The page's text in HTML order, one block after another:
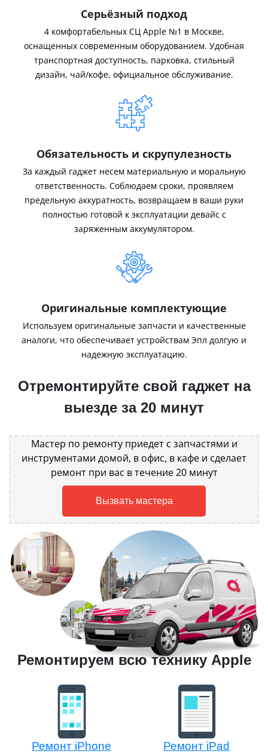
Серьёзный подход
4 комфортабельных СЦ Apple №1 в Москве,
оснащенных современным оборудованием. Удобная
транспортная доступность, парковка, стильный
дизайн, чай/кофе, официальное обслуживание.
Обязательность и скрупулезность
За каждый гаджет несем материальную и моральную
ответственность. Соблюдаем сроки, проявляем
предельную аккуратность, возвращаем в ваши руки
полностью готовой к эксплуатации девайс с
заряженным аккумулятором.
Оригинальные комплектующие
Используем оригинальные запчасти и качественные
аналоги, что обеспечивает устройствам Эпл долгую и
надежную эксплуатацию.
Отремонтируйте свой гаджет на
выезде за 20 минут
Мастер по ремонту приедет с запчастями и
инструментами домой, в офис, в кафе и сделает
ремонт при вас в течение 20 минут
Вызвать мастера
Ремонтируем всю технику Apple
Ремонт iPhone Ремонт iPad